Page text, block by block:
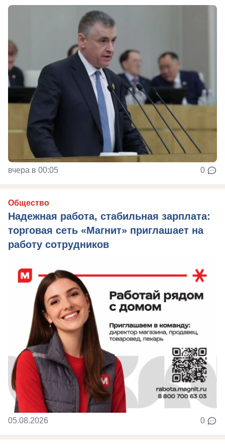
вчера в 00:05 0
Общество
Надежная работа, стабильная зарплата:
торговая сеть «Магнит» приглашает на
работу сотрудников
05.08.2026 0